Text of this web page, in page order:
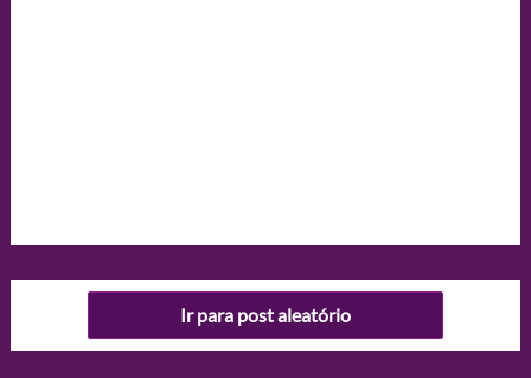
Ir para post aleatório